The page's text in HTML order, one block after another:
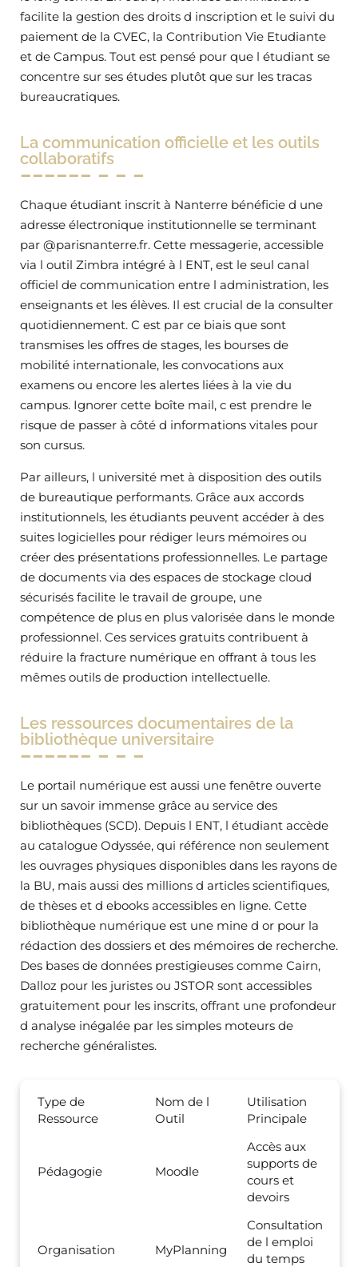
facilite la gestion des droits d inscription et le suivi du
paiement de la CVEC, la Contribution Vie Etudiante
et de Campus. Tout est pensé pour que l étudiant se
concentre sur ses études plutôt que sur les tracas
bureaucratiques.
La communication officielle et les outils
collaboratifs
Chaque étudiant inscrit à Nanterre bénéficie d une
adresse électronique institutionnelle se terminant
par @parisnanterre.fr. Cette messagerie, accessible
via l outil Zimbra intégré à l ENT, est le seul canal
officiel de communication entre l administration, les
enseignants et les élèves. Il est crucial de la consulter
quotidiennement. C est par ce biais que sont
transmises les offres de stages, les bourses de
mobilité internationale, les convocations aux
examens ou encore les alertes liées à la vie du
campus. Ignorer cette boîte mail, c est prendre le
risque de passer à côté d informations vitales pour
son cursus.
Par ailleurs, l université met à disposition des outils
de bureautique performants. Grâce aux accords
institutionnels, les étudiants peuvent accéder à des
suites logicielles pour rédiger leurs mémoires ou
créer des présentations professionnelles. Le partage
de documents via des espaces de stockage cloud
sécurisés facilite le travail de groupe, une
compétence de plus en plus valorisée dans le monde
professionnel. Ces services gratuits contribuent à
réduire la fracture numérique en offrant à tous les
mêmes outils de production intellectuelle.
Les ressources documentaires de la
bibliothèque universitaire
Le portail numérique est aussi une fenêtre ouverte
sur un savoir immense grâce au service des
bibliothèques (SCD). Depuis l ENT, l étudiant accède
au catalogue Odyssée, qui référence non seulement
les ouvrages physiques disponibles dans les rayons de
la BU, mais aussi des millions d articles scientifiques,
de thèses et d ebooks accessibles en ligne. Cette
bibliothèque numérique est une mine d or pour la
rédaction des dossiers et des mémoires de recherche.
Des bases de données prestigieuses comme Cairn,
Dalloz pour les juristes ou JSTOR sont accessibles
gratuitement pour les inscrits, offrant une profondeur
d analyse inégalée par les simples moteurs de
recherche généralistes.
Type de
Ressource
Nom de l
Outil
Utilisation
Principale
Pédagogie Moodle
Accès aux
supports de
cours et
devoirs
Organisation MyPlanning
Consultation
de l emploi
du temps